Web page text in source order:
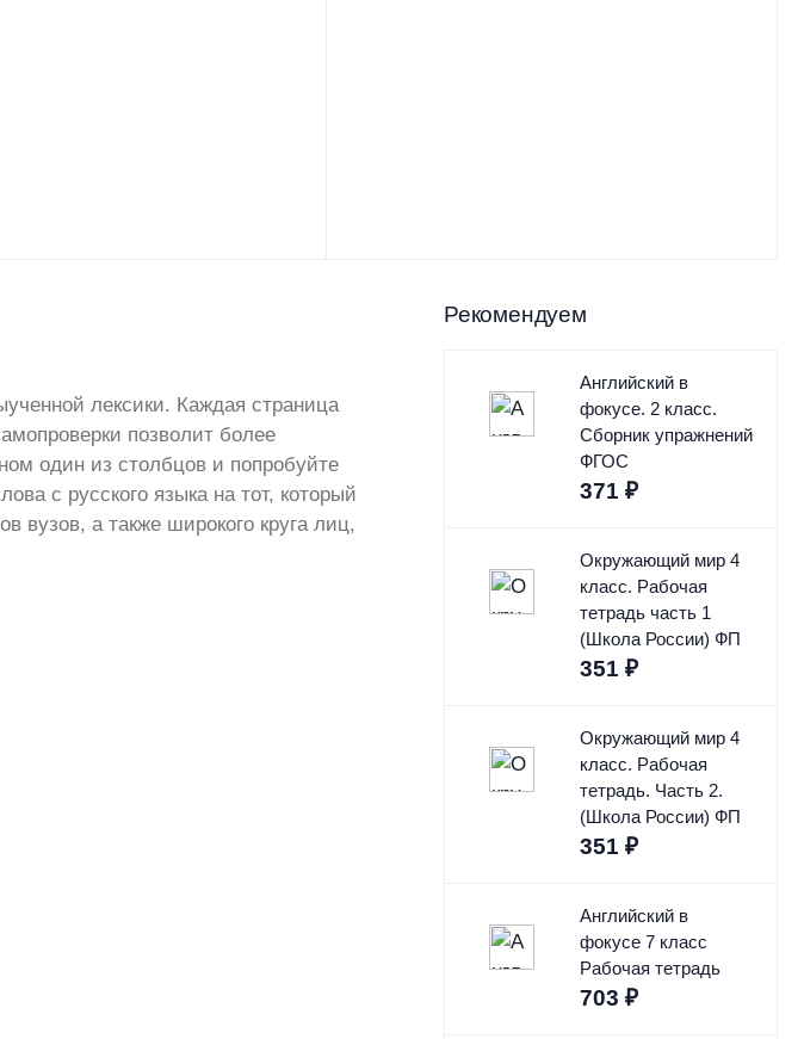
лексики. Каждая страница
позволит более
один из столбцов и попробуйте
с русского языка на тот, который
вузов, а также широкого круга лиц,
Рекомендуем
Английский в
фокусе. 2 класс.
Сборник упражнений
ФГОС
371 ₽
Окружающий мир 4
класс. Рабочая
тетрадь часть 1
(Школа России) ФП
351 ₽
Окружающий мир 4
класс. Рабочая
тетрадь. Часть 2.
(Школа России) ФП
351 ₽
Английский в
фокусе 7 класс
Рабочая тетрадь
703 ₽